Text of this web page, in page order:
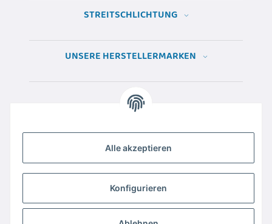
Alle akzeptieren
Konfigurieren
STREITSCHLICHTUNG
UNSERE HERSTELLERMARKEN